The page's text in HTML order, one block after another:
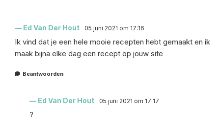
Ed Van Der Hout 05 juni 2021 om 17:16
Ik vind dat je een hele mooie recepten hebt gemaakt en ik
maak bijna elke dag een recept op jouw site
Beantwoorden
Ed Van Der Hout 05 juni 2021 om 17:17
?